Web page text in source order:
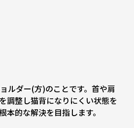
ルダー(方)のことです。首や肩
調整し猫背になりにくい状態を
本的な解決を目指します。